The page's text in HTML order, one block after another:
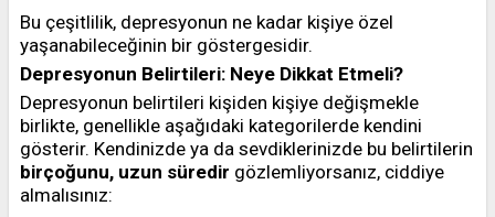
Bu çeşitlilik, depresyonun ne kadar kişiye özel
yaşanabileceğinin bir göstergesidir.
Depresyonun Belirtileri: Neye Dikkat Etmeli?
Depresyonun belirtileri kişiden kişiye değişmekle
birlikte, genellikle aşağıdaki kategorilerde kendini
gösterir. Kendinizde ya da sevdiklerinizde bu belirtilerin
birçoğunu, uzun süredir gözlemliyorsanız, ciddiye
almalısınız: